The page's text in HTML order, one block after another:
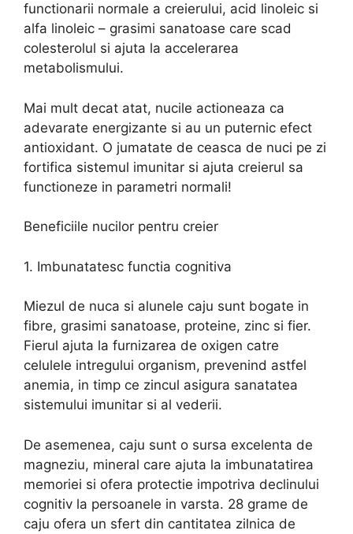
functionarii normale a creierului, acid linoleic si
alfa linoleic – grasimi sanatoase care scad
colesterolul si ajuta la accelerarea
metabolismului.
Mai mult decat atat, nucile actioneaza ca
adevarate energizante si au un puternic efect
antioxidant. O jumatate de ceasca de nuci pe zi
fortifica sistemul imunitar si ajuta creierul sa
functioneze in parametri normali!
Beneficiile nucilor pentru creier
1. Imbunatatesc functia cognitiva
Miezul de nuca si alunele caju sunt bogate in
fibre, grasimi sanatoase, proteine, zinc si fier.
Fierul ajuta la furnizarea de oxigen catre
celulele intregului organism, prevenind astfel
anemia, in timp ce zincul asigura sanatatea
sistemului imunitar si al vederii.
De asemenea, caju sunt o sursa excelenta de
magneziu, mineral care ajuta la imbunatatirea
memoriei si ofera protectie impotriva declinului
cognitiv la persoanele in varsta. 28 grame de
caju ofera un sfert din cantitatea zilnica de